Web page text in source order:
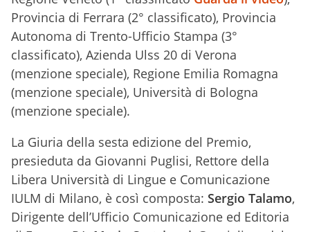
Provincia di Ferrara (2° classificato), Provincia
Autonoma di Trento-Ufficio Stampa (3°
classificato), Azienda Ulss 20 di Verona
(menzione speciale), Regione Emilia Romagna
(menzione speciale), Università di Bologna
(menzione speciale).
La Giuria della sesta edizione del Premio,
presieduta da Giovanni Puglisi, Rettore della
Libera Università di Lingue e Comunicazione
IULM di Milano, è così composta: Sergio Talamo,
Dirigente dell’Ufficio Comunicazione ed Editoria